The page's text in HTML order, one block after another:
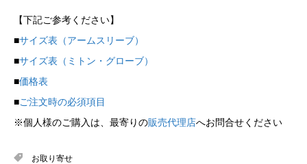
【下記ご参考ください】
■サイズ表（アームスリーブ）
■サイズ表（ミトン・グローブ）
■価格表
■ご注文時の必須項目
※個人様のご購入は、最寄りの販売代理店へお問合せください
お取り寄せ